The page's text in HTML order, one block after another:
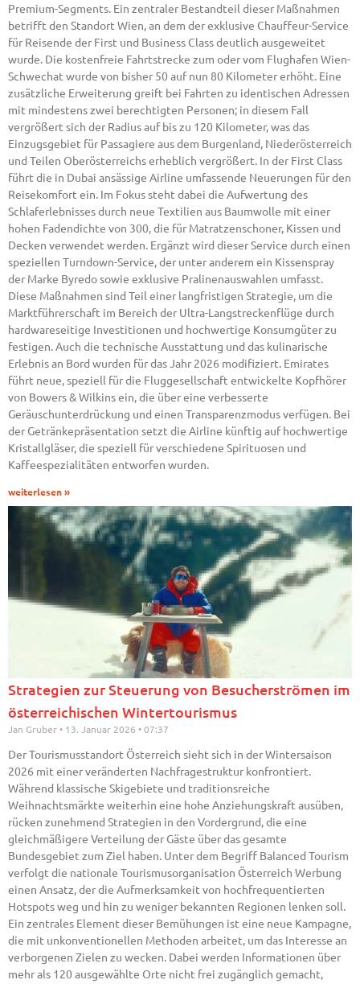
Premium-Segments. Ein zentraler Bestandteil dieser Maßnahmen
betrifft den Standort Wien, an dem der exklusive Chauffeur-Service
für Reisende der First und Business Class deutlich ausgeweitet
wurde. Die kostenfreie Fahrtstrecke zum oder vom Flughafen Wien-
Schwechat wurde von bisher 50 auf nun 80 Kilometer erhöht. Eine
zusätzliche Erweiterung greift bei Fahrten zu identischen Adressen
mit mindestens zwei berechtigten Personen; in diesem Fall
vergrößert sich der Radius auf bis zu 120 Kilometer, was das
Einzugsgebiet für Passagiere aus dem Burgenland, Niederösterreich
und Teilen Oberösterreichs erheblich vergrößert. In der First Class
führt die in Dubai ansässige Airline umfassende Neuerungen für den
Reisekomfort ein. Im Fokus steht dabei die Aufwertung des
Schlaferlebnisses durch neue Textilien aus Baumwolle mit einer
hohen Fadendichte von 300, die für Matratzenschoner, Kissen und
Decken verwendet werden. Ergänzt wird dieser Service durch einen
speziellen Turndown-Service, der unter anderem ein Kissenspray
der Marke Byredo sowie exklusive Pralinenauswahlen umfasst.
Diese Maßnahmen sind Teil einer langfristigen Strategie, um die
Marktführerschaft im Bereich der Ultra-Langstreckenflüge durch
hardwareseitige Investitionen und hochwertige Konsumgüter zu
festigen. Auch die technische Ausstattung und das kulinarische
Erlebnis an Bord wurden für das Jahr 2026 modifiziert. Emirates
führt neue, speziell für die Fluggesellschaft entwickelte Kopfhörer
von Bowers & Wilkins ein, die über eine verbesserte
Geräuschunterdrückung und einen Transparenzmodus verfügen. Bei
der Getränkepräsentation setzt die Airline künftig auf hochwertige
Kristallgläser, die speziell für verschiedene Spirituosen und
Kaffeespezialitäten entworfen wurden.
weiterlesen »
Strategien zur Steuerung von Besucherströmen im
österreichischen Wintertourismus
Jan Gruber 13. Januar 2026 07:37
Der Tourismusstandort Österreich sieht sich in der Wintersaison
2026 mit einer veränderten Nachfragestruktur konfrontiert.
Während klassische Skigebiete und traditionsreiche
Weihnachtsmärkte weiterhin eine hohe Anziehungskraft ausüben,
rücken zunehmend Strategien in den Vordergrund, die eine
gleichmäßigere Verteilung der Gäste über das gesamte
Bundesgebiet zum Ziel haben. Unter dem Begriff Balanced Tourism
verfolgt die nationale Tourismusorganisation Österreich Werbung
einen Ansatz, der die Aufmerksamkeit von hochfrequentierten
Hotspots weg und hin zu weniger bekannten Regionen lenken soll.
Ein zentrales Element dieser Bemühungen ist eine neue Kampagne,
die mit unkonventionellen Methoden arbeitet, um das Interesse an
verborgenen Zielen zu wecken. Dabei werden Informationen über
mehr als 120 ausgewählte Orte nicht frei zugänglich gemacht,